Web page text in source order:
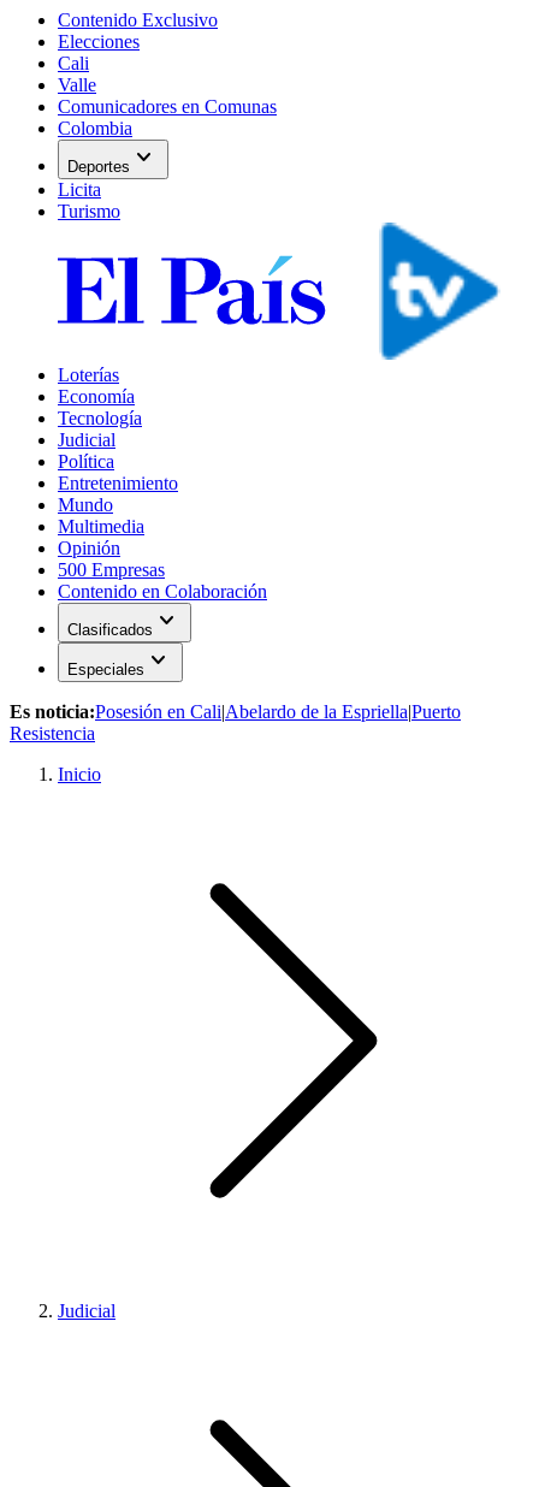
Contenido Exclusivo
Elecciones
Cali
Valle
Comunicadores en Comunas
Colombia
Deportes expand_more
Licita
Turismo
Loterías
Economía
Tecnología
Judicial
Política
Entretenimiento
Mundo
Multimedia
Opinión
500 Empresas
Contenido en Colaboración
Clasificados expand_more
Especiales expand_more
Es noticia:Posesión en Cali|Abelardo de la Espriella|Puerto
Resistencia
Inicio
Judicial